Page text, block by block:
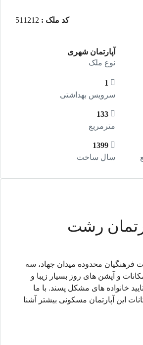
کد ملک :
آپارتمان شهری
نوع ملک
1
سرویس بهداشتی
133
مترمربع
1399
سال ساخت
رشت
فرهنگیان محدوده میدان جهاد، سه
و آپشن های روز بسیار زیبا و
خانواده های مشکل پسند. با ما
این آپارتمان مسکونی بیشتر آشنا